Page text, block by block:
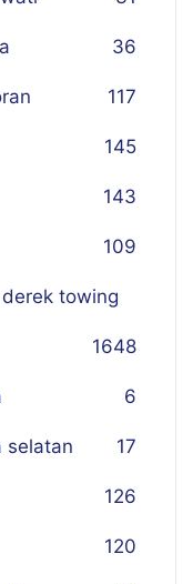
36
117
145
143
109
towing
48
16
6
selatan 17
126
120